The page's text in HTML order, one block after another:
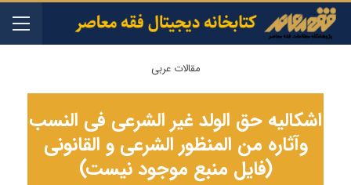
مقالات عربی
اشکالیه حق الولد غیر الشرعی فی النسب
وآثاره من المنظور الشرعی و القانونی
(فایل منبع موجود نیست)